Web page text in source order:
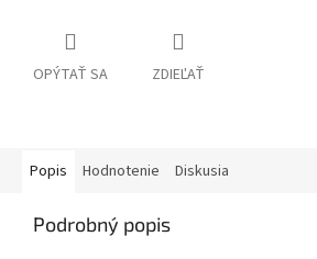
OPÝTAŤ SA ZDIEĽAŤ
Popis Hodnotenie Diskusia
Podrobný popis